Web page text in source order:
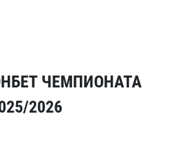
ЧЕМПИОНАТА
2026